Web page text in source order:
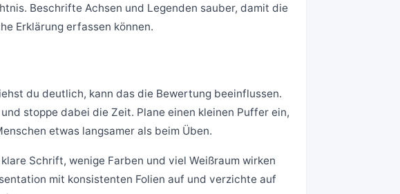
Beschrifte Achsen und Legenden sauber, damit die
Erklärung erfassen können.
du deutlich, kann das die Bewertung beeinflussen.
stoppe dabei die Zeit. Plane einen kleinen Puffer ein,
etwas langsamer als beim Üben.
Schrift, wenige Farben und viel Weißraum wirken
mit konsistenten Folien auf und verzichte auf